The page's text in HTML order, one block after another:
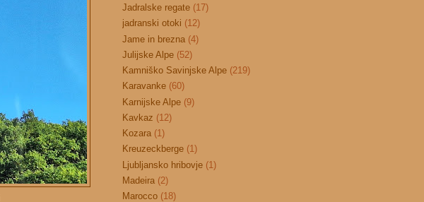
Jadralske regate (17)
jadranski otoki (12)
Jame in brezna (4)
Julijske Alpe (52)
Kamniško Savinjske Alpe (219)
Karavanke (60)
Karnijske Alpe (9)
Kavkaz (12)
Kozara (1)
Kreuzeckberge (1)
Ljubljansko hribovje (1)
Madeira (2)
Marocco (18)